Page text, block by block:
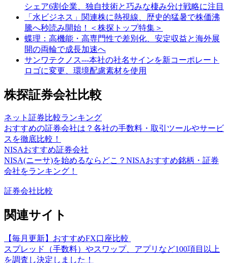
シェア6割企業、独自技術と巧みな棲み分け戦略に注目
「水ビジネス」関連株に熱視線、歴史的猛暑で株価沸
騰へ秒読み開始！＜株探トップ特集＞
蝶理：高機能・高専門性で差別化、安定収益と海外展
開の両輪で成長加速へ
サンワテクノス---本社の社名サインを新コーポレート
ロゴに変更、環境配慮素材を使用
株探証券会社比較
ネット証券比較ランキング
おすすめの証券会社は？各社の手数料・取引ツールやサービ
スを徹底比較！
NISAおすすめ証券会社
NISA(ニーサ)を始めるならどこ？NISAおすすめ銘柄・証券
会社をランキング！
証券会社比較
関連サイト
【毎月更新】おすすめFX口座比較
スプレッド（手数料）やスワップ、アプリなど100項目以上
を調査し決定しました！